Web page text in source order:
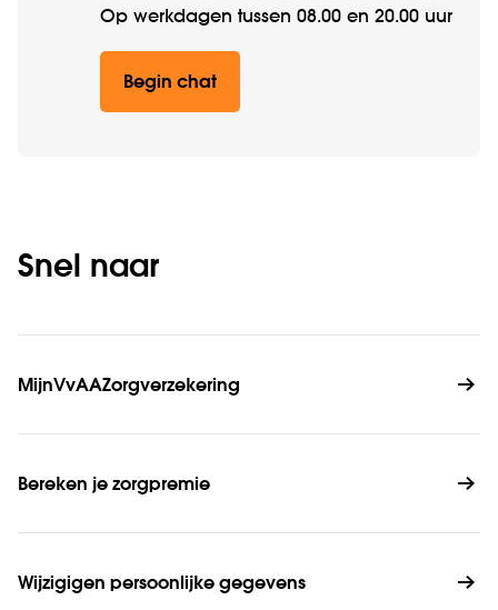
Op werkdagen tussen 08.00 en 20.00 uur
Begin chat
Snel naar
MijnVvAAZorgverzekering
Bereken je zorgpremie
Wijzigigen persoonlijke gegevens